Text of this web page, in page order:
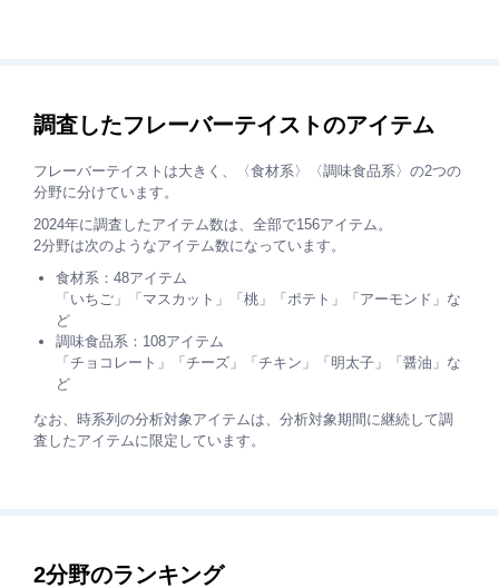
調査したフレーバーテイストのアイテム
フレーバーテイストは大きく、〈食材系〉〈調味食品系〉の2つの
分野に分けています。
2024年に調査したアイテム数は、全部で156アイテム。
2分野は次のようなアイテム数になっています。
食材系：48アイテム
「いちご」「マスカット」「桃」「ポテト」「アーモンド」な
ど
調味食品系：108アイテム
「チョコレート」「チーズ」「チキン」「明太子」「醤油」な
ど
なお、時系列の分析対象アイテムは、分析対象期間に継続して調
査したアイテムに限定しています。
2分野のランキング